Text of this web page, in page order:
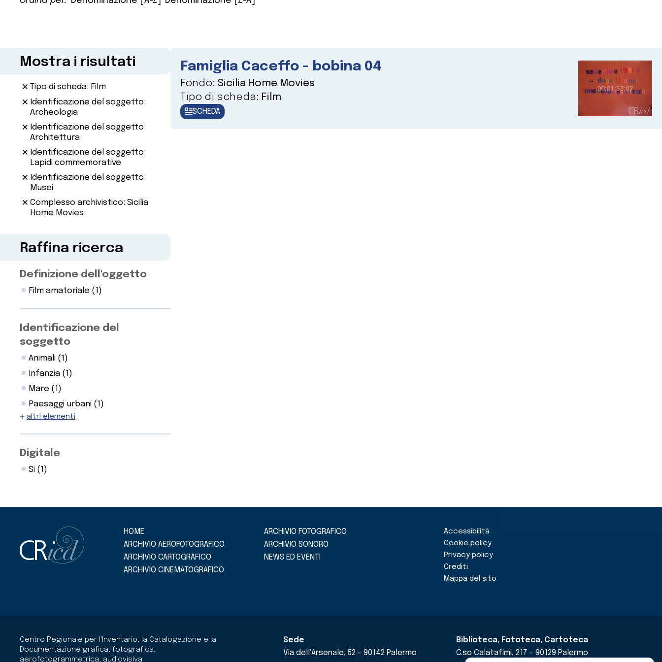
Mostra i risultati
Tipo di scheda: Film
Identificazione del soggetto:
Archeologia
Identificazione del soggetto:
Architettura
Identificazione del soggetto:
Lapidi commemorative
Identificazione del soggetto:
Musei
Complesso archivistico: Sicilia
Home Movies
Raffina ricerca
Definizione dell'oggetto
Film amatoriale (1)
Identificazione del
soggetto
Animali (1)
Infanzia (1)
Mare (1)
Paesaggi urbani (1)
altri elementi
Digitale
Si (1)
Famiglia Caceffo - bobina 04
Fondo: Sicilia Home Movies
Tipo di scheda: Film
SCHEDA
HOME
ARCHIVIO AEROFOTOGRAFICO
ARCHIVIO CARTOGRAFICO
ARCHIVIO CINEMATOGRAFICO
ARCHIVIO FOTOGRAFICO
ARCHIVIO SONORO
NEWS ED EVENTI
Accessibilità
Cookie policy
Privacy policy
Crediti
Mappa del sito
Centro Regionale per l'Inventario, la Catalogazione e la
Documentazione grafica, fotografica,
aerofotogrammetrica, audiovisiva
Sede
Via dell'Arsenale, 52 - 90142 Palermo
Biblioteca, Fototeca, Cartoteca
C.so Calatafimi, 217 - 90129 Palermo